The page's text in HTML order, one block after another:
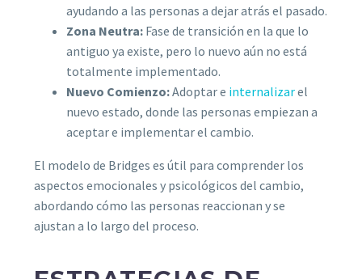
ayudando a las personas a dejar atrás el pasado.
Zona Neutra: Fase de transición en la que lo
antiguo ya existe, pero lo nuevo aún no está
totalmente implementado.
Nuevo Comienzo:Adoptar e internalizarel
nuevo estado, donde las personas empiezan a
aceptar e implementar el cambio.
El modelo de Bridges es útil para comprender los
aspectos emocionales y psicológicos del cambio,
abordando cómo las personas reaccionan y se
ajustan a lo largo del proceso.